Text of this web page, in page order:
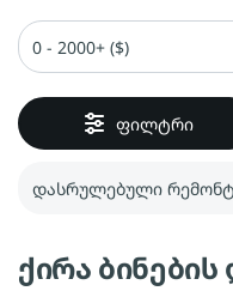
0 - 2000+ ($)
ფილტრი
დასრულებული
ქირა